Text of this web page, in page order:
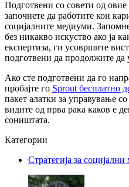
Подготвени со совети од
започнете да работите кон
социјалните медиуми.
без никакво искуство ако ја
експертиза, ги усовршите
подготвени да продолжите да
Ако сте подготвени да го
пробајте го Sprout бесплатно
пакет алатки за управување
видите од прва рака каков е
соништата.
Категории
Стратегија за